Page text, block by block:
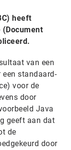
heeft
van een
een standaard-
voor de
door
Java
geeft aan dat
de
door